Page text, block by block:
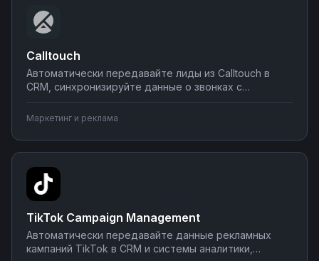
Calltouch
Автоматически передавайте лиды из Calltouch в
CRM, синхронизируйте данные о звонках с
важных событиях в мессенджеры. Создавайте
интеграции без программирования на Nodul —
настройка за несколько минут.
Маркетинг и реклама
TikTok Campaign Management
Автоматически передавайте данные рекламных
кампаний TikTok в CRM и системы аналитики,